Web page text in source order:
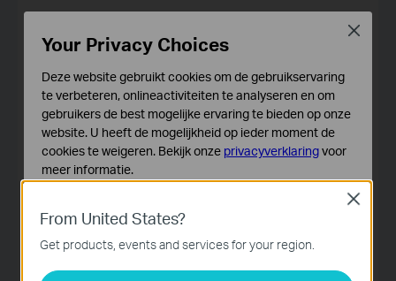
From United States?
Get products, events and services for your region.
Close
Your Privacy Choices
Deze website gebruikt cookies om de gebruikservaring
te verbeteren, onlineactiviteiten te analyseren en om
gebruikers de best mogelijke ervaring te bieden op onze
website. U heeft de mogelijkheid op ieder moment de
cookies te weigeren. Bekijk onze privacyverklaringvoor
meer informatie.
Deze cookies zijn noodzakelijk voor de werking van de
website en kunnen niet worden uitgeschakeld.
Analyse en Marketing Cookies
Close